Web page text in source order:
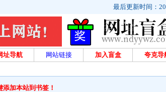
最后更新时间：
址导航 网站链接 加入盲盒
夸克导
加本站到书签！